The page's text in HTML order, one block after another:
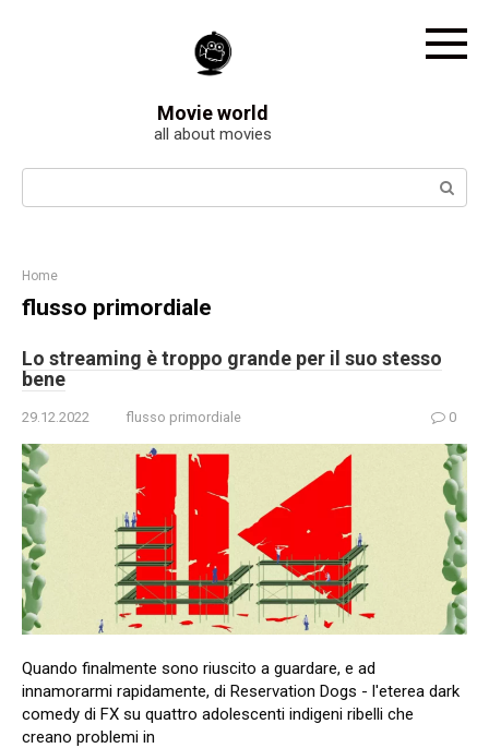
Movie world
all about movies
Search:
Home
flusso primordiale
Lo streaming è troppo grande per il suo stesso
bene
29.12.2022 flusso primordiale 0
Quando finalmente sono riuscito a guardare, e ad
innamorarmi rapidamente, di Reservation Dogs - l'eterea dark
comedy di FX su quattro adolescenti indigeni ribelli che
creano problemi in